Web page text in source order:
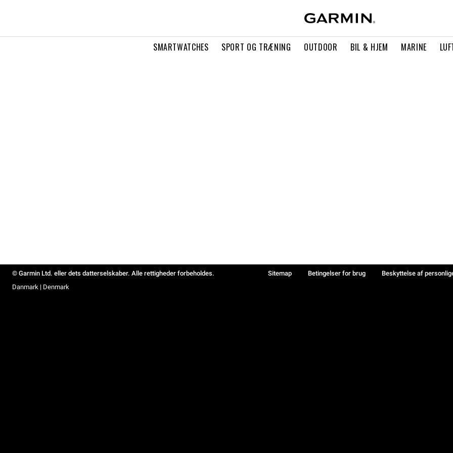
SMARTWATCHES SPORT OG TRÆNING OUTDOOR BIL & HJEM MARINE
© Garmin Ltd. eller dets datterselskaber. Alle rettigheder forbeholdes. Sitemap Betingelser for brug Beskyttelse af
Danmark | Denmark